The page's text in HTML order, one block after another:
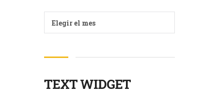
Elegir el mes
TEXT WIDGET